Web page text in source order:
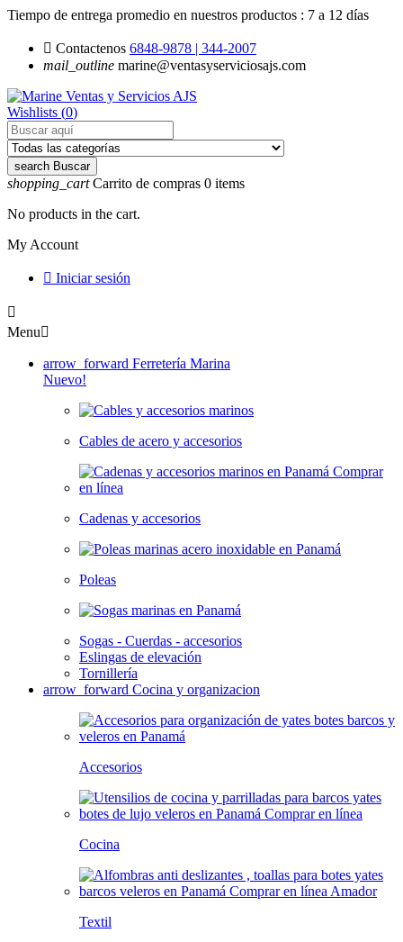
Tiempo de entrega promedio en nuestros productos : 7 a 12 días
 Contactenos 6848-9878 | 344-2007
mail_outline marine@ventasyserviciosajs.com
Wishlists (0)
search Buscar
shopping_cart Carrito de compras 0 items
No products in the cart.
My Account
 Iniciar sesión

Menu
arrow_forward Ferretería Marina
Nuevo!
Cables de acero y accesorios
Cadenas y accesorios
Poleas
Sogas - Cuerdas - accesorios
Eslingas de elevación
Tornillería
arrow_forward Cocina y organizacion
Accesorios
Cocina
Textil